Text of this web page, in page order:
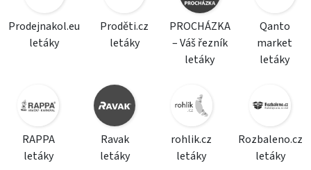
Prodejnakol.eu
letáky
Proděti.cz
letáky
PROCHÁZKA
– Váš řezník
letáky
Qanto
market
letáky
RAPPA
letáky
Ravak
letáky
rohlik.cz
letáky
Rozbaleno.cz
letáky